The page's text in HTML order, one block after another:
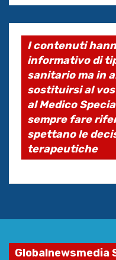
I contenuti
informativo di
sanitario ma in
sostituirsi al
al Medico
sempre fare
spettano le
terapeutiche
Globalnewsmedia